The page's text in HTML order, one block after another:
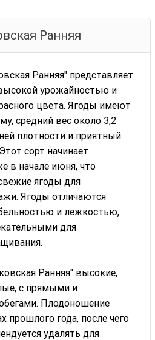
Ранняя
Ранняя" представляет
урожайностью и
цвета. Ягоды имеют
средний вес около 3,2
плотности и приятный
сорт начинает
в начале июня, что
ягоды для
Ягоды отличаются
и лежкостью,
для
Ранняя" высокие,
с прямыми и
Плодоношение
прошлого года, после чего
удалять для